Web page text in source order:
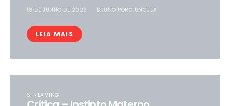
18 DE JUNHO DE 2026 BRUNO PORCIUNCULA
LEIA MAIS
STREAMING